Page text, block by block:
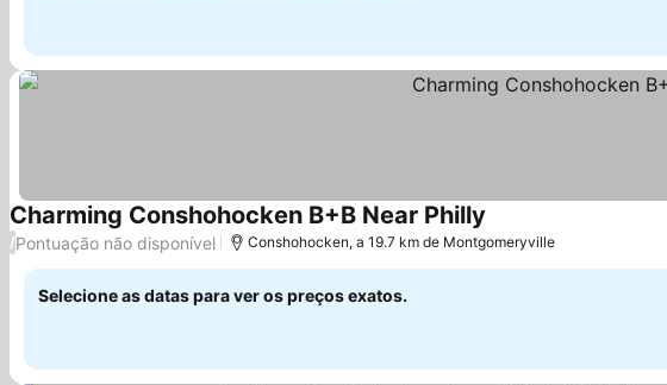
Charming Conshohocken B+B Near Philly
/Pontuação não disponível Conshohocken, a 19.7 km de Montgomeryville
Selecione as datas para ver os preços exatos.